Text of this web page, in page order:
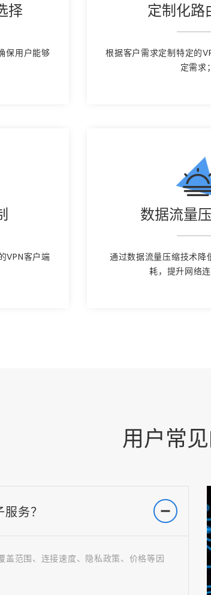
择
保用户能够
定制化路
根据客户需求定制特定的
定需求；
VPN客户端
数据流量
通过数据流量压缩技术降
耗，提升网络连
用户常
务？
盖范围、连接速度、隐私政策、价格等因